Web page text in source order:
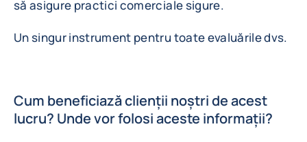
să asigure practici comerciale sigure.
Un singur instrument pentru toate evaluările dvs.
Cum beneficiază clienții noștri de acest
lucru? Unde vor folosi aceste informații?